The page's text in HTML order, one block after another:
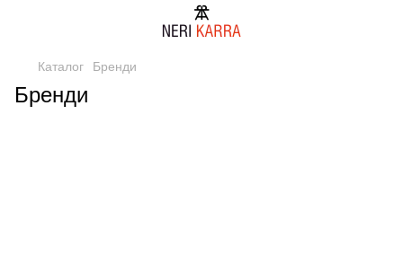
Каталог Бренди
Бренди